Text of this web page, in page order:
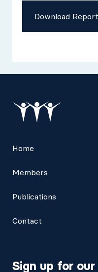
Download Report
Home
Members
Publications
Contact
Sign up for